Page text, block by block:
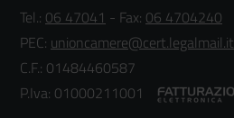
Tel.: 06 47041 - Fax: 06 4704240
PEC: unioncamere@cert.legalmail.it
C.F.: 01484460587
P.Iva: 01000211001